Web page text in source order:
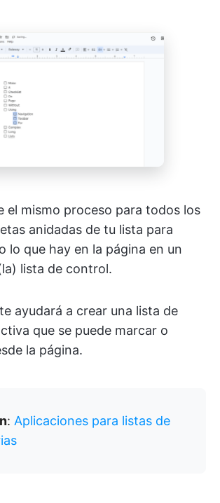
el mismo proceso para todos los
anidadas de tu lista para
lo que hay en la página en un
lista de control.
ayudará a crear una lista de
que se puede marcar o
la página.
: Aplicaciones para listas de